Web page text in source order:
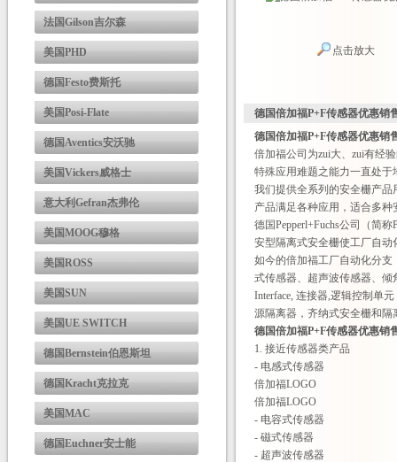
法国Gilson吉尔森
美国PHD
德国Festo费斯托
美国Posi-Flate
德国Aventics安沃驰
美国Vickers威格士
意大利Gefran杰弗伦
美国MOOG穆格
美国ROSS
美国SUN
美国UE SWITCH
德国Bernstein伯恩斯坦
德国Kracht克拉克
美国MAC
德国Euchner安士能
点击放大
德国倍加福P+F传感器优惠销
德国倍加福P+F传感器优惠销
倍加福公司为zui大、zui有经
特殊应用难题之能力一直处
我们提供全系列的安全栅产品
产品满足各种应用，适合多种
德国Pepperl+Fuchs公司（简
安型隔离式安全栅使工厂自
如今的倍加福工厂自动化分
式传感器、超声波传感器、倾
Interface, 连接器,逻辑控制单
源隔离器，齐纳式安全栅和隔
德国倍加福P+F传感器优惠销
1. 接近传感器类产品
- 电感式传感器
倍加福LOGO
倍加福LOGO
- 电容式传感器
- 磁式传感器
- 超声波传感器